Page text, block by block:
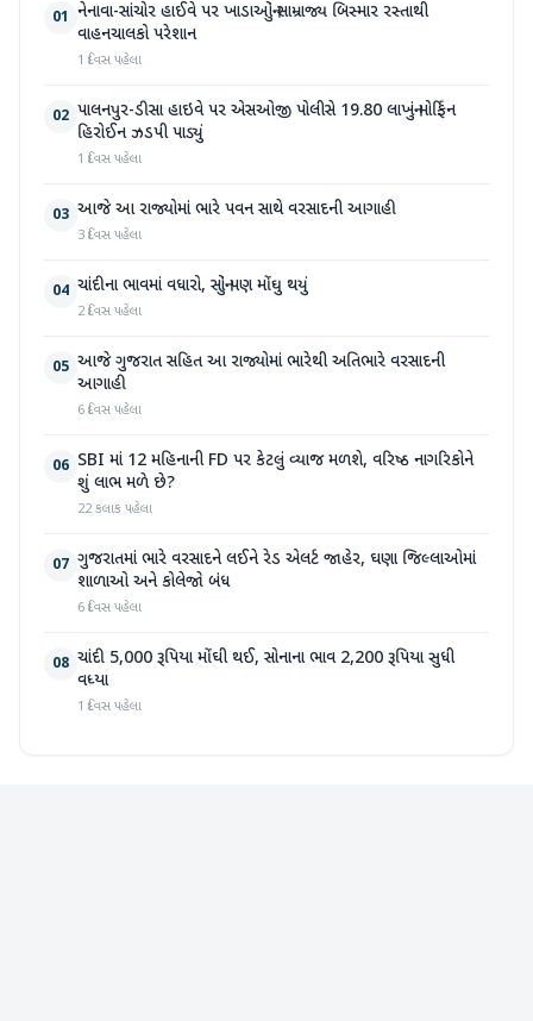
01 નેનાવા-સાંચોર હાઈવે પર ખાડાઓનું સામ્રાજ્ય બિસ્માર રસ્તાથી
વાહનચાલકો પરેશાન
1 દિવસ પહેલા
02 પાલનપુર-ડીસા હાઇવે પર એસઓજી પોલીસે 19.80 લાખનું મોર્ફિન
હિરોઈન ઝડપી પાડ્યું
1 દિવસ પહેલા
03 આજે આ રાજ્યોમાં ભારે પવન સાથે વરસાદની આગાહી
3 દિવસ પહેલા
04 ચાંદીના ભાવમાં વધારો, સોનું પણ મોંઘુ થયું
2 દિવસ પહેલા
05 આજે ગુજરાત સહિત આ રાજ્યોમાં ભારેથી અતિભારે વરસાદની
આગાહી
6 દિવસ પહેલા
06 SBI માં 12 મહિનાની FD પર કેટલું વ્યાજ મળશે, વરિષ્ઠ નાગરિકોને
શું લાભ મળે છે?
22 કલાક પહેલા
07 ગુજરાતમાં ભારે વરસાદને લઈને રેડ એલર્ટ જાહેર, ઘણા જિલ્લાઓમાં
શાળાઓ અને કોલેજો બંધ
6 દિવસ પહેલા
08 ચાંદી 5,000 રૂપિયા મોંઘી થઈ, સોનાના ભાવ 2,200 રૂપિયા સુધી
વધ્યા
1 દિવસ પહેલા